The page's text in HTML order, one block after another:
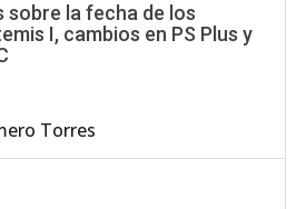
sobre la fecha de los
I, cambios en PS Plus y
Torres